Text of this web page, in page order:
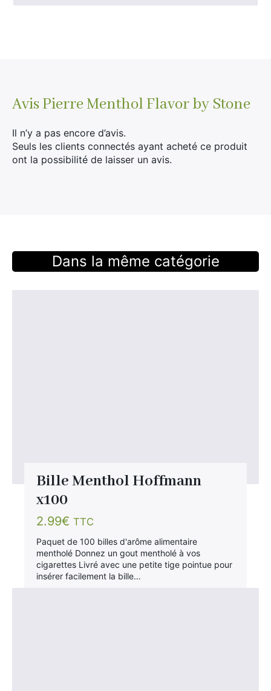
AvisPierre Menthol Flavor by Stone
Il n’y a pas encore d’avis.
Seuls les clients connectés ayant acheté ce produit
ont la possibilité de laisser un avis.
Dans la même catégorie
Bille Menthol Hoffmann
x100
2.99€ TTC
Paquet de 100 billes d'arôme alimentaire
mentholé Donnez un gout mentholé à vos
cigarettes Livré avec une petite tige pointue pour
insérer facilement la bille…